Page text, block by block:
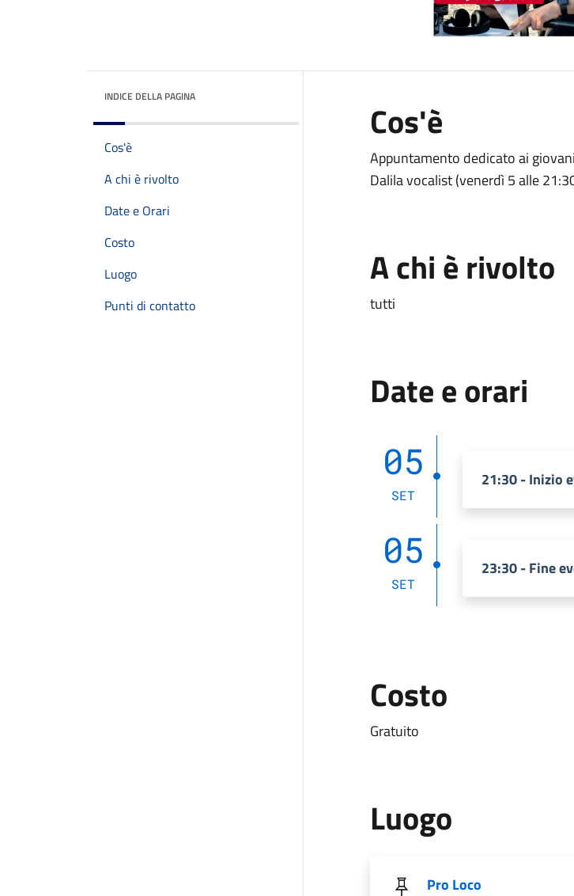
INDICE DELLA PAGINA
Cos'è
A chi è rivolto
Date e Orari
Costo
Luogo
Punti di contatto
Cos'è
Appuntamento dedicato ai
Dalila vocalist (venerdì 5 alle
A chi è rivolto
tutti
Date e orari
05
SET
21:30 - Inizio
05
SET
23:30 - Fine
Costo
Gratuito
Luogo
Pro Loco